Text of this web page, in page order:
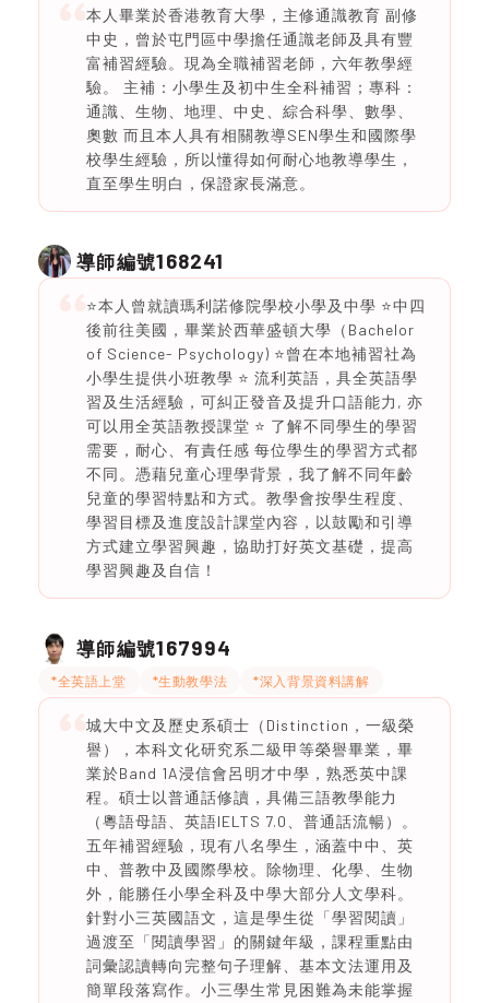
本人畢業於香港教育大學，主修通識教育 副修
中史，曾於屯門區中學擔任通識老師及具有豐
富補習經驗。現為全職補習老師，六年教學經
驗。 主補：小學生及初中生全科補習；專科：
通識、生物、地理、中史、綜合科學、數學、
奧數 而且本人具有相關教導SEN學生和國際學
校學生經驗，所以懂得如何耐心地教導學生，
直至學生明白，保證家長滿意。
導師編號168241
⭐️本人曾就讀瑪利諾修院學校小學及中學 ⭐️中四
後前往美國，畢業於西華盛頓大學（Bachelor
of Science- Psychology) ⭐️曾在本地補習社為
小學生提供小班教學 ⭐️ 流利英語，具全英語學
習及生活經驗，可糾正發音及提升口語能力, 亦
可以用全英語教授課堂 ⭐️ 了解不同學生的學習
需要，耐心、有責任感 每位學生的學習方式都
不同。憑藉兒童心理學背景，我了解不同年齡
兒童的學習特點和方式。教學會按學生程度、
學習目標及進度設計課堂內容，以鼓勵和引導
方式建立學習興趣，協助打好英文基礎，提高
學習興趣及自信！
導師編號167994
*全英語上堂 *生動教學法 *深入背景資料講解
城大中文及歷史系碩士（Distinction，一級榮
譽），本科文化研究系二級甲等榮譽畢業，畢
業於Band 1A浸信會呂明才中學，熟悉英中課
程。碩士以普通話修讀，具備三語教學能力
（粵語母語、英語IELTS 7.0、普通話流暢）。
五年補習經驗，現有八名學生，涵蓋中中、英
中、普教中及國際學校。除物理、化學、生物
外，能勝任小學全科及中學大部分人文學科。
針對小三英國語文，這是學生從「學習閱讀」
過渡至「閱讀學習」的關鍵年級，課程重點由
詞彙認讀轉向完整句子理解、基本文法運用及
簡單段落寫作。小三學生常見困難為未能掌握